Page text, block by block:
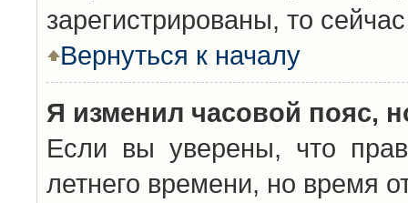
зарегистрированы, то
Вернуться к началу
Я изменил часовой пояс,
Если вы уверены, что
летнего времени, но время